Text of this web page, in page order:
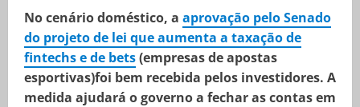
No cenário doméstico, a aprovação pelo Senado
do projeto de lei que aumenta a taxação de
fintechs e de bets(empresas de apostas
esportivas)foi bem recebida pelos investidores. A
medida ajudará o governo a fechar as contas em